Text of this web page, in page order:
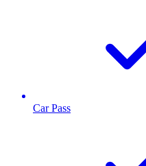
Car Pass